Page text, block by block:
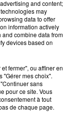
première ligne
and content;
may
data to offer
information actively
combine data from
devices based on
fermer", ou affiner en
"Gérer mes choix".
sans
pour ce site. Vous
à tout
de chaque page.